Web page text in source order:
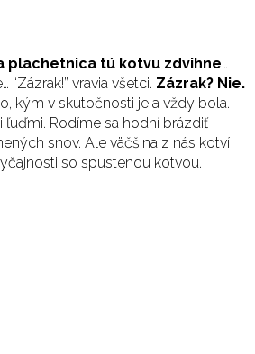
plachetnica tú kotvu zdvihne…
“Zázrak!” vravia všetci. Zázrak? Nie.
kým v skutočnosti je a vždy bola.
ľuďmi. Rodíme sa hodní brázdiť
snov. Ale väčšina z nás kotví
so spustenou kotvou.